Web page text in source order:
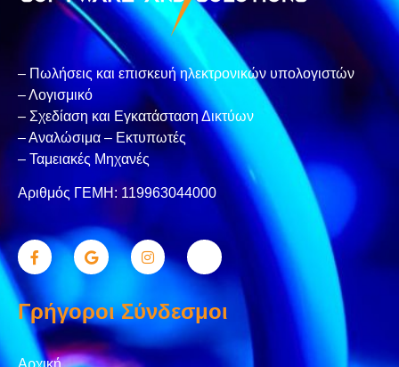
– Πωλήσεις και επισκευή ηλεκτρονικών υπολογιστών
– Λογισμικό
– Σχεδίαση και Εγκατάσταση Δικτύων
– Αναλώσιμα – Εκτυπωτές
– Ταμειακές Μηχανές
Αριθμός ΓΕΜΗ: 119963044000
Γρήγοροι Σύνδεσμοι
Αρχική